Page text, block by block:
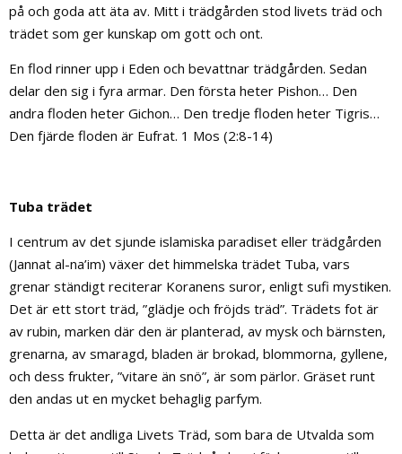
på och goda att äta av. Mitt i trädgården stod livets träd och
trädet som ger kunskap om gott och ont.
En flod rinner upp i Eden och bevattnar trädgården. Sedan
delar den sig i fyra armar. Den första heter Pishon… Den
andra floden heter Gichon… Den tredje floden heter Tigris…
Den fjärde floden är Eufrat. 1 Mos (2:8-14)
Tuba trädet
I centrum av det sjunde islamiska paradiset eller trädgården
(Jannat al-na’im) växer det himmelska trädet Tuba, vars
grenar ständigt reciterar Koranens suror, enligt sufi mystiken.
Det är ett stort träd, ”glädje och fröjds träd”. Trädets fot är
av rubin, marken där den är planterad, av mysk och bärnsten,
grenarna, av smaragd, bladen är brokad, blommorna, gyllene,
och dess frukter, ”vitare än snö”, är som pärlor. Gräset runt
den andas ut en mycket behaglig parfym.
Detta är det andliga Livets Träd, som bara de Utvalda som